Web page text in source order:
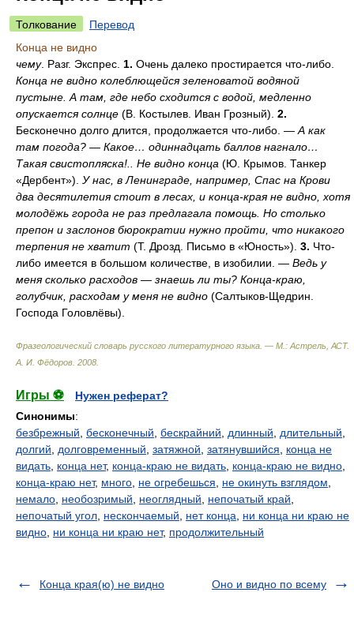
Толкование
Перевод
Конца не видно
чему. Разг. Экспрес. 1. Очень далеко простирается что-либо.
Конца не видно колеблющейся зеленоватой водяной
пустыне. А там, где небо сходится с водой, медленно
опускается солнце (В. Костылев. Иван Грозный). 2.
Бесконечно долго длится, продолжается что-либо. — А как
там погода? — Какое… одиннадцать баллов нагнало…
Такая свистопляска!.. Не видно конца (Ю. Крымов. Танкер
«Дербент»). У нас, в Ленинграде, например, Спас на Крови
два десятилетия стоит в лесах, и конца-края не видно, хотя
молодёжь города не раз предлагала помощь. Но столько
препон и заслонов бюрократии нужно пройти, что никакого
терпения не хватит (Т. Дрозд. Письмо в «Юность»). 3. Что-
либо имеется в большом количестве, в изобилии. — Ведь у
меня сколько расходов — знаешь ли ты? Конца-краю,
голубчик, расходам у меня не видно (Салтыков-Щедрин.
Господа Головлёвы).
Фразеологический словарь русского литературного языка. — М.: Астрель, АСТ.
А. И. Фёдоров 2008
Игры ⚽
Нужен реферат?
Синонимы:
безбрежный бесконечный бескрайний длинный длительный
долгий
долговременный затяжной затянувшийся
конца не
видать конца нет, конца-краю не видать конца-краю не видно
конца-краю нет, много не огребешься не окинуть взглядом
немало необозримый неоглядный непочатый край
непочатый угол нескончаемый нет конца
ни конца ни краю не
видно ни конца ни краю нет, продолжительный
Конца края(ю) не видно Оно и видно по всему